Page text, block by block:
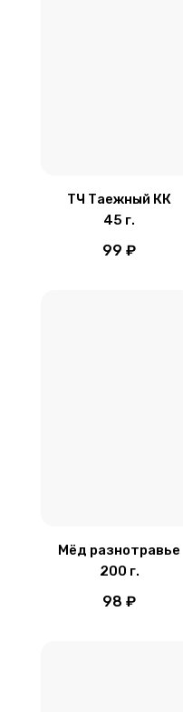
ТЧ Таежный КК
45 г.
99 ₽
Мёд разнотравье
200 г.
98 ₽